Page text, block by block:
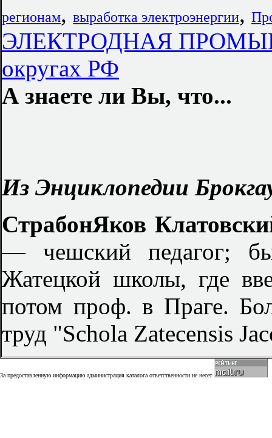
регионам, выработка электроэнергии,
ЭЛЕКТРОДНАЯ
округах РФ
А знаете ли Вы, что...
Из Энциклопедии
СтрабонЯков
— чешский педагог;
Жатецкой школы, где
потом проф. в Праге.
труд "Schola Zatecensis
За предоставленную информацию администрация каталога ответственности не несет